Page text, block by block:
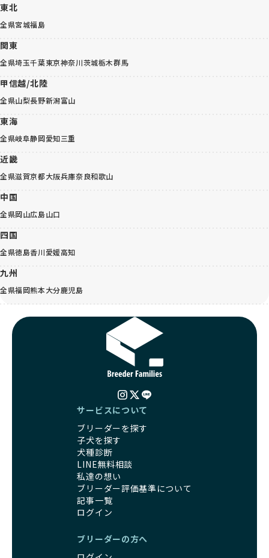
東北
全県宮城福島
関東
全県埼玉千葉東京神奈川茨城栃木群馬
甲信越/北陸
全県山梨長野新潟富山
東海
全県岐阜静岡愛知三重
近畿
全県滋賀京都大阪兵庫奈良和歌山
中国
全県岡山広島山口
四国
全県徳島香川愛媛高知
九州
全県福岡熊本大分鹿児島
サービスについて
ブリーダーを探す
子犬を探す
犬種診断
LINE無料相談
私達の想い
ブリーダー評価基準について
記事一覧
ログイン
ブリーダーの方へ